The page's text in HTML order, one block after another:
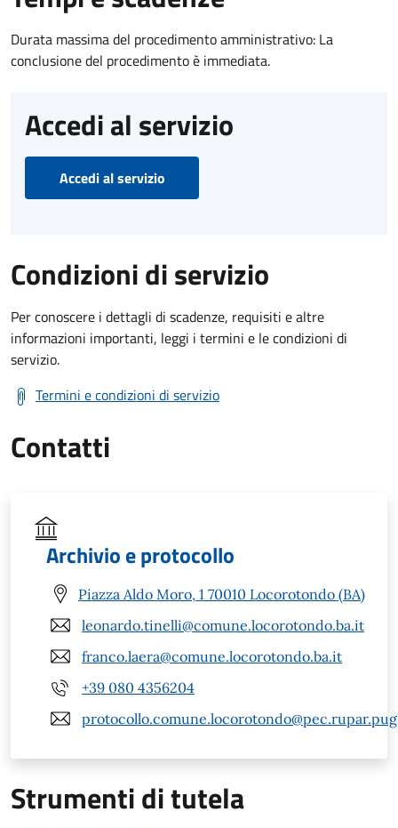
Durata massima del procedimento amministrativo: La
conclusione del procedimento è immediata.
Accedi al servizio
Accedi al servizio
Condizioni di servizio
Per conoscere i dettagli di scadenze, requisiti e altre
informazioni importanti, leggi i termini e le condizioni di
servizio.
Termini e condizioni di servizio
Contatti
Archivio e protocollo
Piazza Aldo Moro, 1 70010 Locorotondo (BA)
leonardo.tinelli@comune.locorotondo.ba.it
franco.laera@comune.locorotondo.ba.it
+39 080 4356204
Strumenti di tutela